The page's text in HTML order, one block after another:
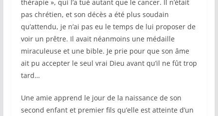
thérapie », qui l’a tué autant que le cancer. Il n’était
pas chrétien, et son décès a été plus soudain
qu’attendu, je n’ai pas eu le temps de lui proposer de
voir un prêtre. Il avait néanmoins une médaille
miraculeuse et une bible. Je prie pour que son âme
ait pu accepter le seul vrai Dieu avant qu’il ne fût trop
tard…
Une amie apprend le jour de la naissance de son
second enfant et premier fils qu’elle est atteinte d’un